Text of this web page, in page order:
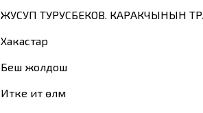
ЖУСУП ТУРУСБЕКОВ. КАРАКЧЫНЫН
Хакастар
Беш жолдош
Итке ит өлүмү